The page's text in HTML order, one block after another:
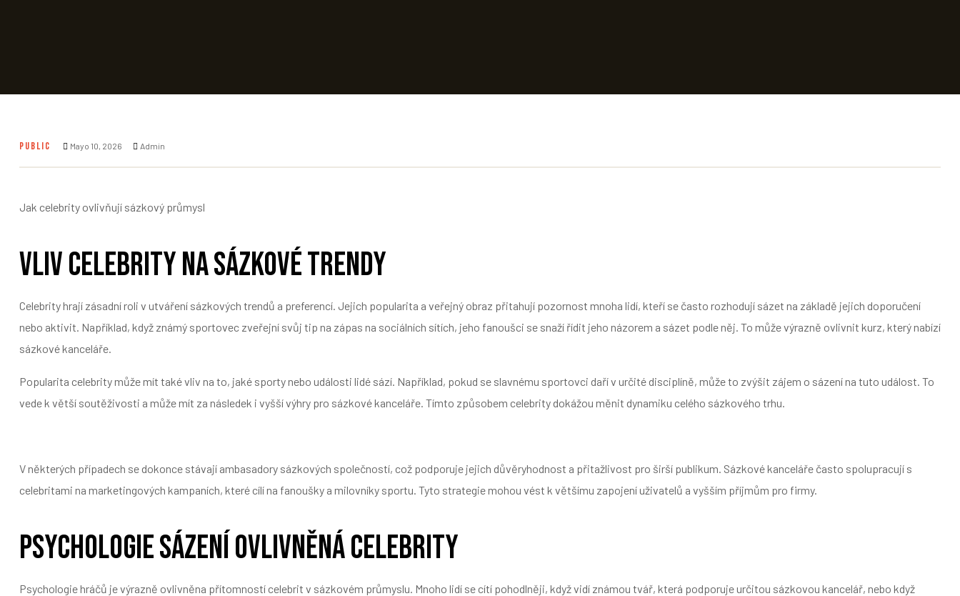
PUBLIC Mayo 10, 2026 Admin
Jak celebrity ovlivňují sázkový průmysl
Vliv celebrity na sázkové trendy
Celebrity hrají zásadní roli v utváření sázkových trendů a preferencí. Jejich popularita a veřejný obraz přitahují pozornost mnoha lidí, kteří se často rozhodují sázet na základě jejich doporučení
nebo aktivit. Například, když známý sportovec zveřejní svůj tip na zápas na sociálních sítích, jeho fanoušci se snaží řídit jeho názorem a sázet podle něj. To může výrazně ovlivnit kurz, který nabízí
sázkové kanceláře.
Popularita celebrity může mít také vliv na to, jaké sporty nebo události lidé sází. Například, pokud se slavnému sportovci daří v určité disciplíně, může to zvýšit zájem o sázení na tuto událost. To
vede k větší soutěživosti a může mít za následek i vyšší výhry pro sázkové kanceláře. Tímto způsobem celebrity dokážou měnit dynamiku celého sázkového trhu.
V některých případech se dokonce stávají ambasadory sázkových společností, což podporuje jejich důvěryhodnost a přitažlivost pro širší publikum. Sázkové kanceláře často spolupracují s
celebritami na marketingových kampaních, které cílí na fanoušky a milovníky sportu. Tyto strategie mohou vést k většímu zapojení uživatelů a vyšším příjmům pro firmy.
Psychologie sázení ovlivněná celebrity
Psychologie hráčů je výrazně ovlivněna přítomností celebrit v sázkovém průmyslu. Mnoho lidí se cítí pohodlněji, když vidí známou tvář, která podporuje určitou sázkovou kancelář, nebo když